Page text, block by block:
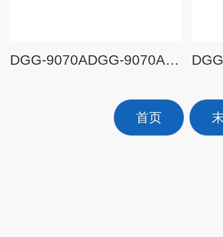
DGG-9070ADGG-9070A、底部加热鼓风干燥箱、电子类烘箱、食品检验干燥箱、干燥箱
首页